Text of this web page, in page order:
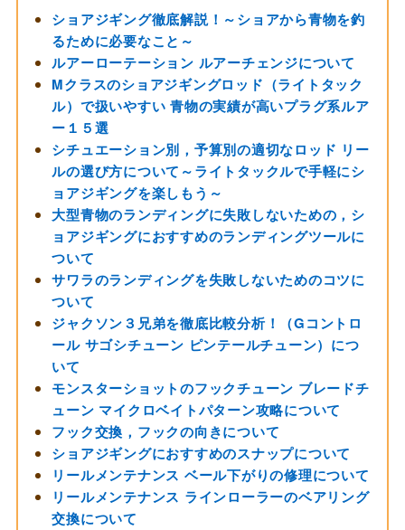
ショアジギング徹底解説！～ショアから青物を釣
るために必要なこと～
ルアーローテーション ルアーチェンジについて
Mクラスのショアジギングロッド（ライトタック
ル）で扱いやすい 青物の実績が高いプラグ系ルア
ー１５選
シチュエーション別，予算別の適切なロッド リー
ルの選び方について～ライトタックルで手軽にシ
ョアジギングを楽しもう～
大型青物のランディングに失敗しないための，シ
ョアジギングにおすすめのランディングツールに
ついて
サワラのランディングを失敗しないためのコツに
ついて
ジャクソン３兄弟を徹底比較分析！（Gコントロ
ール サゴシチューン ピンテールチューン）につ
いて
モンスターショットのフックチューン ブレードチ
ューン マイクロベイトパターン攻略について
フック交換，フックの向きについて
ショアジギングにおすすめのスナップについて
リールメンテナンス ベール下がりの修理について
リールメンテナンス ラインローラーのベアリング
交換について